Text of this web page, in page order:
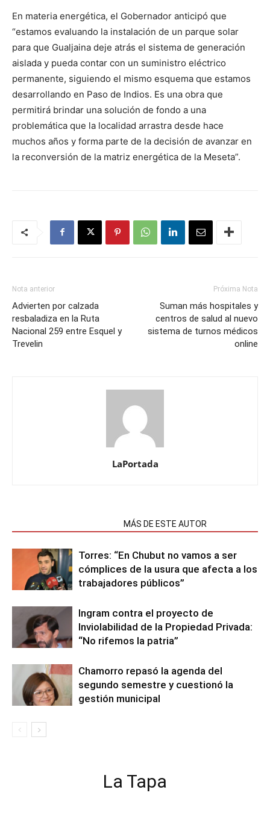
En materia energética, el Gobernador anticipó que
“estamos evaluando la instalación de un parque solar
para que Gualjaina deje atrás el sistema de generación
aislada y pueda contar con un suministro eléctrico
permanente, siguiendo el mismo esquema que estamos
desarrollando en Paso de Indios. Es una obra que
permitirá brindar una solución de fondo a una
problemática que la localidad arrastra desde hace
muchos años y forma parte de la decisión de avanzar en
la reconversión de la matriz energética de la Meseta”.
Nota anterior
Advierten por calzada
resbaladiza en la Ruta
Nacional 259 entre Esquel y
Trevelin
Próxima Nota
Suman más hospitales y
centros de salud al nuevo
sistema de turnos médicos
online
LaPortada
MÁS DE ESTE AUTOR
Torres: “En Chubut no vamos a ser
cómplices de la usura que afecta a los
trabajadores públicos”
Ingram contra el proyecto de
Inviolabilidad de la Propiedad Privada:
“No rifemos la patria”
Chamorro repasó la agenda del
segundo semestre y cuestionó la
gestión municipal
La Tapa